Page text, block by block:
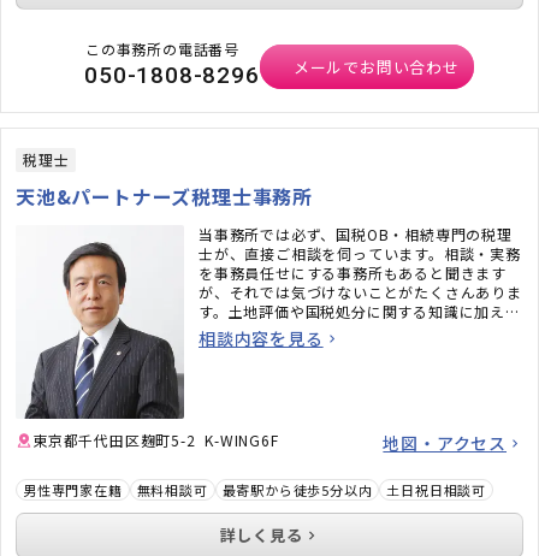
この事務所の電話番号
050-1808-8296 メールでお問い合わせ
税理士
天池&パートナーズ税理士事務所
当事務所では必ず、国税OB・相続専門の税理
士が、直接ご相談を伺っています。相談・実務
を事務員任せにする事務所もあると聞きます
が、それでは気づけないことがたくさんありま
す。土地評価や国税処分に関する知識に加え、
最高裁で納税者側の勝訴判決を勝ち取った実績
などもございます。書籍の執筆経験なども生か
最高裁判所ホームページ［平成26年12月12
相談内容を見る
東京都千代田区麹町5-2 K-WING6F 地図・アクセス
男性専門家在籍 無料相談可 最寄駅から徒歩5分以内 土日祝日相談可
詳しく見る